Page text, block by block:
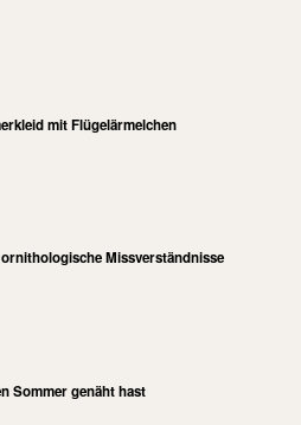
mit Flügelärmelchen
Missverständnisse
Sommer genäht hast